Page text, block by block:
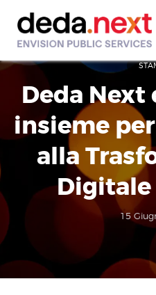
Deda Next
insieme
alla
Digitale
15